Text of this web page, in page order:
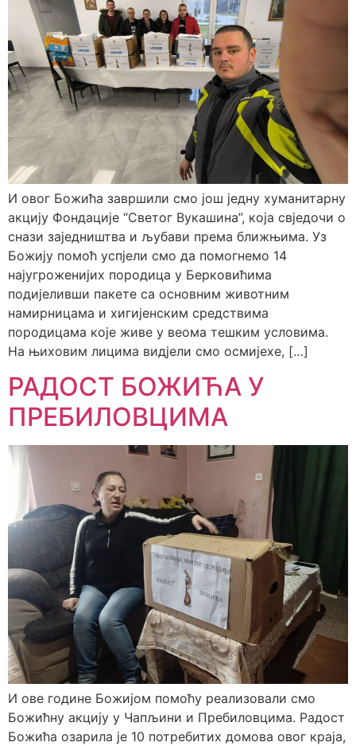
И овог Божића завршили смо још једну хуманитарну
акцију Фондације “Светог Вукашина”, која свједочи о
снази заједништва и љубави према ближњима. Уз
Божију помоћ успјели смо да помогнемо 14
најугроженијих породица у Берковићима
подијеливши пакете са основним животним
намирницама и хигијенским средствима
породицама које живе у веома тешким условима.
На њиховим лицима видјели смо осмијехе, […]
РАДОСТ БОЖИЋА У
ПРЕБИЛОВЦИМА
И ове године Божијом помоћу реализовали смо
Божићну акцију у Чапљини и Пребиловцима. Радост
Божића озарила је 10 потребитих домова овог краја,